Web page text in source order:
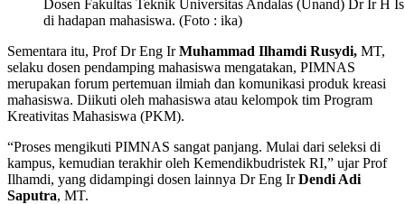
Dosen Fakultas Teknik Universitas Andalas (Unand) Dr Ir H
di hadapan mahasiswa. (Foto : ika)
Sementara itu, Prof Dr Eng IrMuhammad Ilhamdi Rusydi, MT,
selaku dosen pendamping mahasiswa mengatakan, PIMNAS
merupakan forum pertemuan ilmiah dan komunikasi produk kreasi
mahasiswa. Diikuti oleh mahasiswa atau kelompok tim Program
Kreativitas Mahasiswa (PKM).
“Proses mengikuti PIMNAS sangat panjang. Mulai dari seleksi di
kampus, kemudian terakhir oleh Kemendikbudristek RI,” ujar Prof
Ilhamdi, yang didampingi dosen lainnya Dr Eng IrDendi Adi
Saputra, MT.